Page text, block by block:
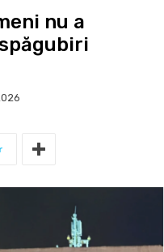
nu a